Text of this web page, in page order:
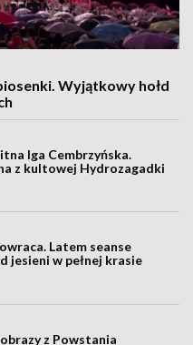
Wyjątkowy hołd
Iga Cembrzyńska.
z kultowej Hydrozagadki
Latem seanse
jesieni w pełnej krasie
z Powstania